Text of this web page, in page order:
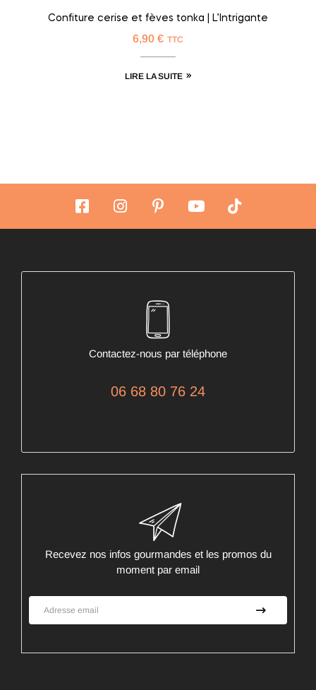
Confiture cerise et fèves tonka | L’Intrigante
6,90 € TTC
LIRE LA SUITE
Contactez-nous par téléphone
06 68 80 76 24
Recevez nos infos gourmandes et les promos du
moment par email